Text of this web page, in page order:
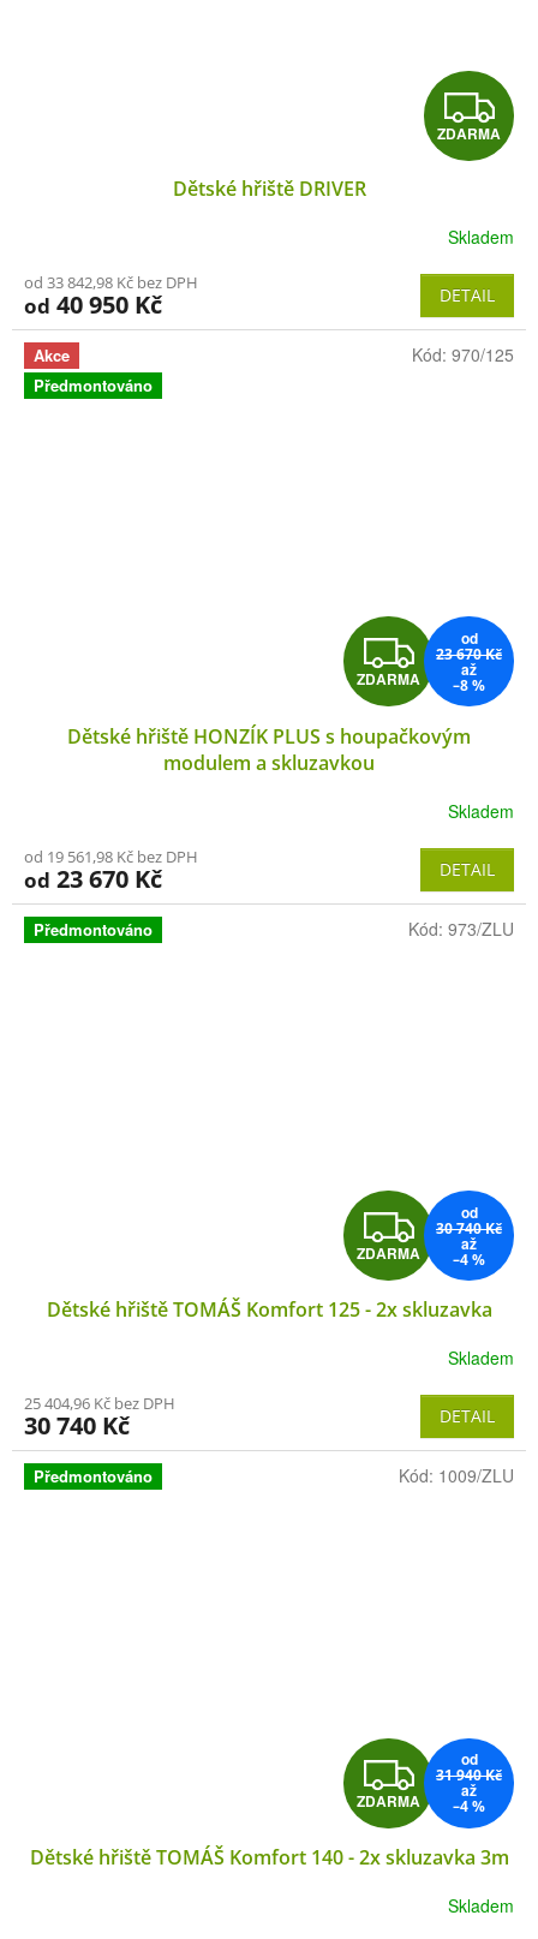
Z
D
R
M
A
ZDARMA
Dětské hřiště DRIVER
Skladem
od 33 842,98 Kč bez DPH
od 40 950 Kč DETAIL
Akce
Předmontováno
Z
D
A
M
A
ZDARMA
od
23 670 Kč
až
–8 %
Dětské hřiště HONZÍK PLUS s houpačkovým
modulem a skluzavkou
Skladem
od 19 561,98 Kč bez DPH
od 23 670 Kč DETAIL
Kód: 970/125
Předmontováno
Z
D
A
M
A
ZDARMA
od
30 740 Kč
až
–4 %
Dětské hřiště TOMÁŠ Komfort 125 - 2x skluzavka
Skladem
25 404,96 Kč bez DPH
30 740 Kč DETAIL
Kód: 973/ZLU
Předmontováno
Z
D
A
ZDARMA
od
31 940 Kč
až
–4 %
Dětské hřiště TOMÁŠ Komfort 140 - 2x skluzavka 3m
Skladem
Kód: 1009/ZLU